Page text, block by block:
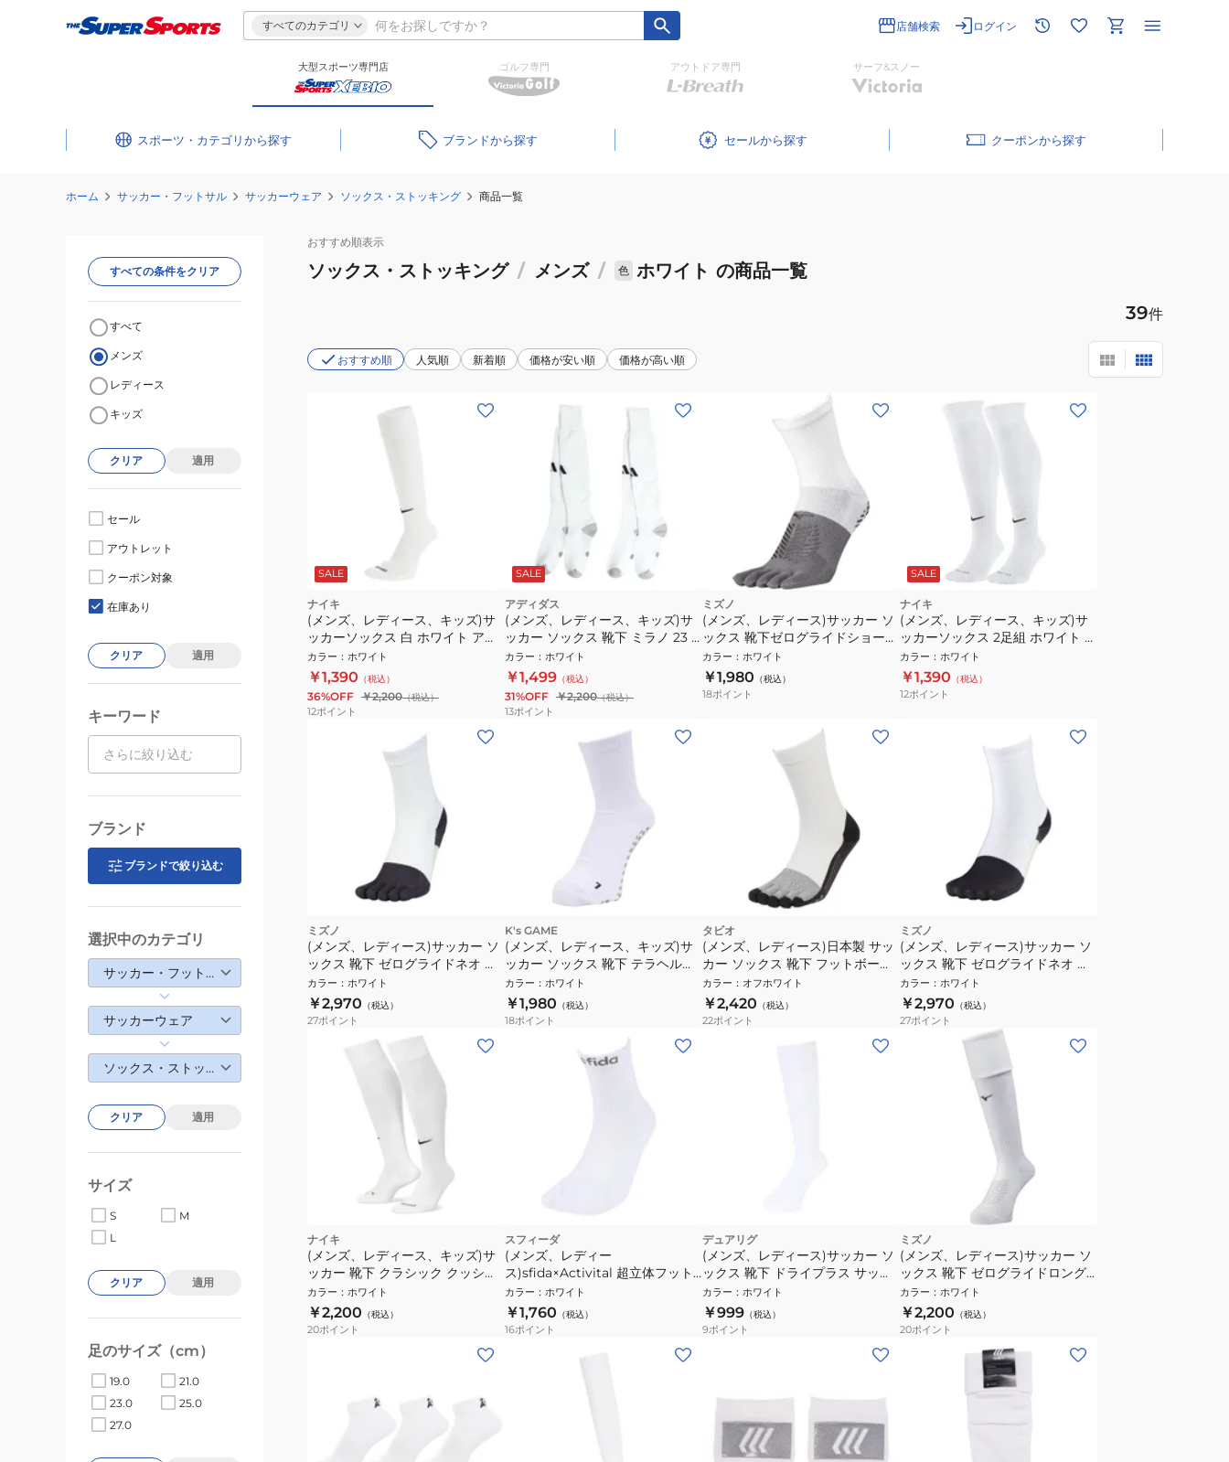
すべてのカテゴリ 店舗検索 ログイン
大型スポーツ専門店 ゴルフ専門 アウトドア専門 サーフ&スノー
スポーツ・カテゴリ ブランド セール クーポン
ホーム サッカー・フットサル サッカーウェア ソックス・ストッキング 商品一覧
おすすめ順表示
ソックス・ストッキング / メンズ / 色 ホワイト の商品一覧
39件
おすすめ順 人気順 新着順 価格が安い順 価格が高い順
SALE
ナイキ
(メンズ、レディース、キッズ)サ
ッカーソックス 白 ホワイト アカ
デミーフットボールソックス スト
ッキング SX4120 101
カラー ： ホワイト
￥1,390 （税込）
36%OFF ￥2,200（税込）
12ポイント
SALE
アディダス
(メンズ、レディース、キッズ)サ
ッカー ソックス 靴下 ミラノ 23 2
足組 ソックス KPW74-JD1903
カラー ： ホワイト
￥1,499 （税込）
31%OFF ￥2,200（税込）
13ポイント
ミズノ
(メンズ、レディース)サッカー ソ
ックス 靴下ゼログライドショート
ソックス 5本指 P2MX251001
カラー ： ホワイト
￥1,980 （税込）
18ポイント
SALE
ナイキ
(メンズ、レディース、キッズ)サ
ッカーソックス 2足組 ホワイト ア
カデミーフットボールDRI-FIT
SX4650 101 2P ストッキング
カラー ： ホワイト
￥1,390 （税込）
12ポイント
ミズノ
(メンズ、レディース)サッカー ソ
ックス 靴下 ゼログライドネオ シ
ョートソックス 5本指タイプ
P2MXC01001
カラー ： ホワイト
￥2,970 （税込）
27ポイント
K's GAME
(メンズ、レディース、キッズ)サ
ッカー ソックス 靴下 テラヘルツ
ノンスリップソックス KSG-
019WHT
カラー ： ホワイト
￥1,980 （税込）
18ポイント
タビオ
(メンズ、レディース)日本製 サッ
カー ソックス 靴下 フットボール
5本指 クルーソックス 071140014
09 速乾 23-25cm
カラー ： オフホワイト
￥2,420 （税込）
22ポイント
ミズノ
(メンズ、レディース)サッカー ソ
ックス 靴下 ゼログライドネオ シ
ョートソックス 袋型
P2MXC01101
カラー ： ホワイト
￥2,970 （税込）
27ポイント
ナイキ
(メンズ、レディース、キッズ)サ
ッカー 靴下 クラシック クッショ
ンドオーバーザカーフソックス
SX5728-100
カラー ： ホワイト
￥2,200 （税込）
20ポイント
スフィーダ
(メンズ、レディー
ス)sfida×Activital 超立体フット
サポーター XSF-SO01 WHT
カラー ： ホワイト
￥1,760 （税込）
16ポイント
デュアリグ
(メンズ、レディース)サッカー ソ
ックス 靴下 ドライプラス サッカ
ーストッキング1組 J 3S0050-
SCAC-750OK WHT-J 速乾
カラー ： ホワイト
￥999 （税込）
9ポイント
ミズノ
(メンズ、レディース)サッカー ソ
ックス 靴下 ゼログライドロング
ストッキング P2MX250101
カラー ： ホワイト
￥2,200 （税込）
20ポイント
すべての条件をクリア
すべて
メンズ
レディース
キッズ
クリア 適用
セール
アウトレット
クーポン対象
在庫あり
クリア 適用
キーワード
ブランド
ブランドで絞り込む
選択中のカテゴリ
サッカー・フットサル
サッカーウェア
ソックス・ストッキング
クリア 適用
サイズ
S
M
L
クリア 適用
足のサイズ（cm）
19.0
21.0
23.0
25.0
27.0